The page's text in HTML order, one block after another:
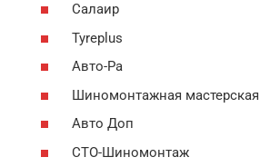
Салаир
Tyreplus
Авто-Ра
Шиномонтажная мастерская
Авто Доп
СТО-Шиномонтаж